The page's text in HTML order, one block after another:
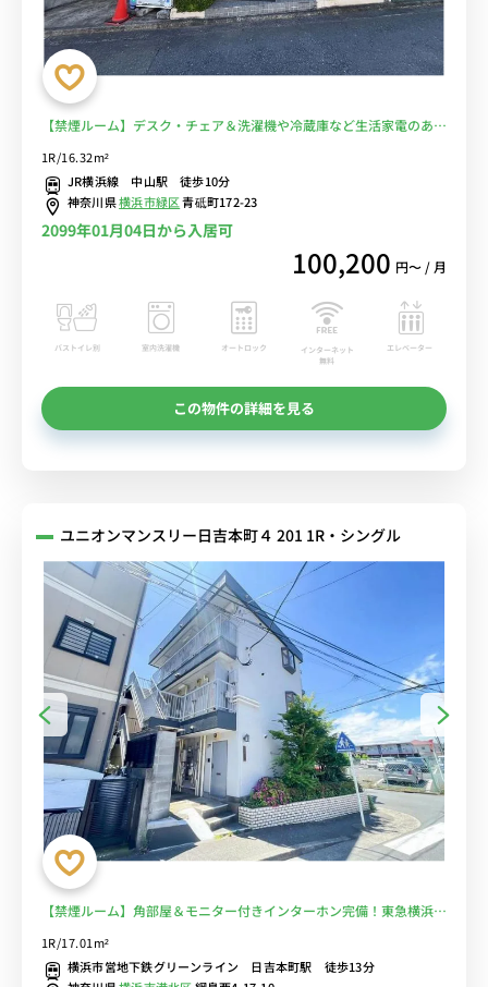
【禁煙ルーム】デスク・チェア＆洗濯機や冷蔵庫など生活家電のある
1分■選べるWi-Fi格安レンタル中！
1R/16.32m²
JR横浜線 中山駅 徒歩10分
神奈川県横浜市緑区青砥町172-23
2099年01月04日から入居可
100,200 円〜 / 月
バストイレ別 室内洗濯機 オートロック
インターネット
無料
エレベーター
この物件の詳細を見る
ユニオンマンスリー日吉本町４ 201 1R・シングル
【禁煙ルーム】角部屋＆モニター付きインターホン完備！東急横浜
スーパー至近■選べるWi-Fi格安レンタル中！
1R/17.01m²
横浜市営地下鉄グリーンライン 日吉本町駅 徒歩13分